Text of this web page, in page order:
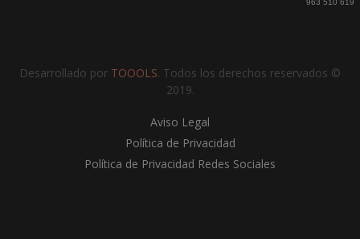
Desarrollado por TOOOLS. Todos los derechos reservados ©
2019.
Aviso Legal
Política de Privacidad
Política de Privacidad Redes Sociales